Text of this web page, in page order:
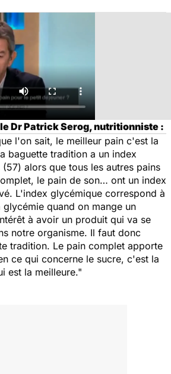
Dr Patrick Serog, nutritionniste :
l'on sait, le meilleur pain c'est la
baguette tradition a un index
alors que tous les autres pains
le pain de son… ont un index
L'index glycémique correspond à
quand on mange un
à avoir un produit qui va se
notre organisme. Il faut donc
tradition. Le pain complet apporte
ce qui concerne le sucre, c'est la
est la meilleure."